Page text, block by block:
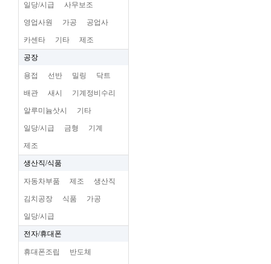
일당/시급 사무보조
영업사원 가공 공업사
카센타 기타 제조
공장
용접 선반 밀링 닥트
배관 새시 기계정비수리
알루미늄삿시 기타
일당/시급 금형 기계
제조
생산직/식품
자동차부품 제조 생산직
김치공장 식품 가공
일당/시급
전자/휴대폰
휴대폰조립 반도체